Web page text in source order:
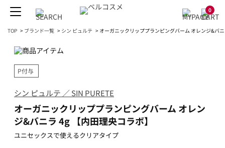
0
TOP > ブランド一覧 > シン ピュルテ > オーガニックリッププランピングバーム オレンジ&バ
P付与
シン ピュルテ ／ SIN PURETE
オーガニックリッププランピングバーム オレン
ジ&バニラ 4g 【内田理央コラボ】
ユニセックスで使えるクリアタイプ